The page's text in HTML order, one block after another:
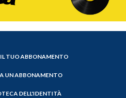
TUO ABBONAMENTO
UN ABBONAMENTO
DELL'IDENTITÀ